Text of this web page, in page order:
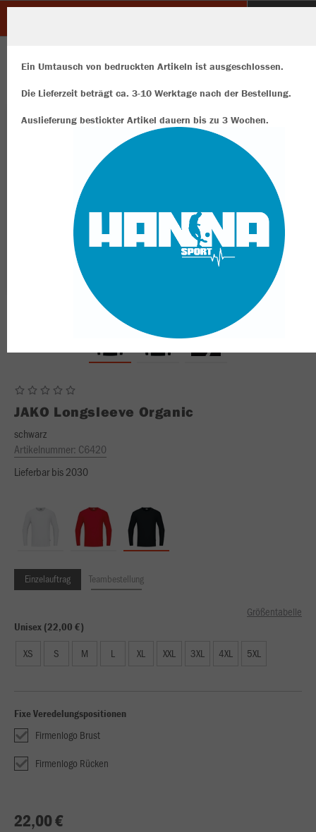
JAKO Longsleeve Organic
schwarz
Artikelnummer: C6420
Lieferbar bis 2030
Einzelauftrag Teambestellung
Größentabelle
Unisex (22,00 €)
XS S M L XL XXL 3XL 4XL 5XL
Fixe Veredelungspositionen
Firmenlogo Brust
Firmenlogo Rücken
22,00 €
Ein Umtausch von bedruckten Artikeln ist ausgeschlossen.
Die Lieferzeit beträgt ca. 3-10 Werktage nach der Bestellung.
Auslieferung bestickter Artikel dauern bis zu 3 Wochen.
Wir verwenden Cookies
Durch die Analyse der Besucherdaten können wir dir personalisierte
Inhalte anzeigen und unsere Website verbessern. Weitere
zu den Cookies findest Du in den Einstellungen.
Alle ablehnen
mehr Infos